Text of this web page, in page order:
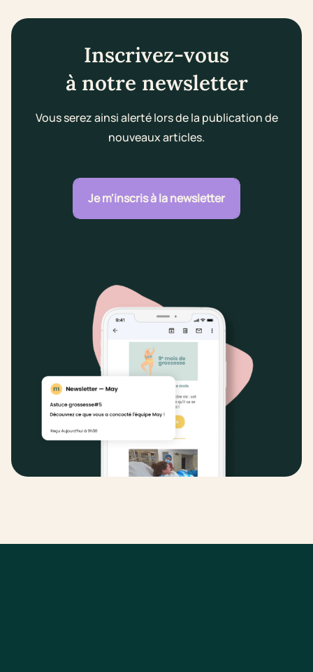
Inscrivez-vous
à notre newsletter
Vous serez ainsi alerté lors de la publication de
nouveaux articles.
Je m'inscris à la newsletter